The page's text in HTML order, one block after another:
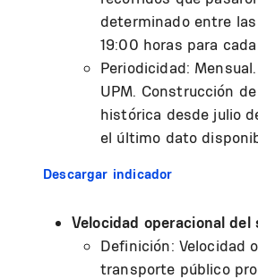
determinado entre
19:00 horas para
Periodicidad:
UPM. Construcción
histórica desde julio
el último dato
Descargar indicador
Velocidad operacional del
Definición: Velocidad
transporte público